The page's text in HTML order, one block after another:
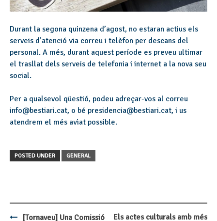
Durant la segona quinzena d’agost, no estaran actius els
serveis d’atenció via correu i telèfon per descans del
personal. A més, durant aquest període es preveu ultimar
el trasllat dels serveis de telefonia i internet a la nova seu
social.
Per a qualsevol qüestió, podeu adreçar-vos al correu
info@bestiari.cat, o bé presidencia@bestiari.cat, i us
atendrem el més aviat possible.
POSTED UNDER GENERAL
[Tornaveu] Una Comissió
Els actes culturals amb més